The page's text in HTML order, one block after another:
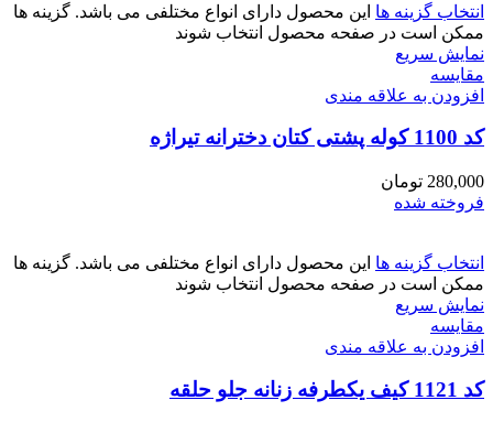
انتخاب گزینه ها این محصول دارای انواع مختلفی می باشد. گزینه ها
ممکن است در صفحه محصول انتخاب شوند
نمایش سریع
مقايسه
افزودن به علاقه مندی
کد 1100 کوله پشتی کتان دخترانه تیراژه
280,000 تومان
فروخته شده
انتخاب گزینه ها این محصول دارای انواع مختلفی می باشد. گزینه ها
ممکن است در صفحه محصول انتخاب شوند
نمایش سریع
مقايسه
افزودن به علاقه مندی
کد 1121 کیف یکطرفه زنانه جلو حلقه